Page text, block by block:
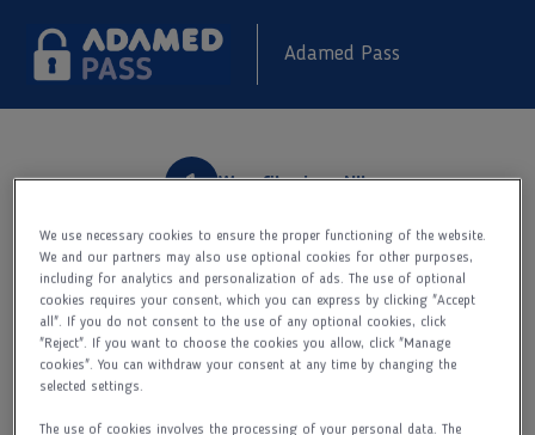
Adamed Pass
Weryfikacja w NIL
Rejestracja
Aktywacja konta
Kim jesteś?
We use necessary cookies to ensure the proper functioning of the website.
We and our partners may also use optional cookies for other purposes,
including for analytics and personalization of ads. The use of optional
cookies requires your consent, which you can express by clicking "Accept
all". If you do not consent to the use of any optional cookies, click
"Reject". If you want to choose the cookies you allow, click "Manage
cookies". You can withdraw your consent at any time by changing the
selected settings.
The use of cookies involves the processing of your personal data. The